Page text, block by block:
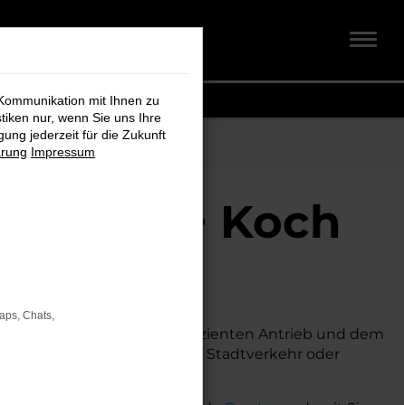
+ Koch
Technik, seinem effizienten Antrieb und dem
möchte. Egal, ob für den Stadtverkehr oder
Wirtschaftlichkeit.
mit Ihnen zu
nur, wenn Sie uns Ihre
jederzeit für die Zukunft
Impressum
Chats,